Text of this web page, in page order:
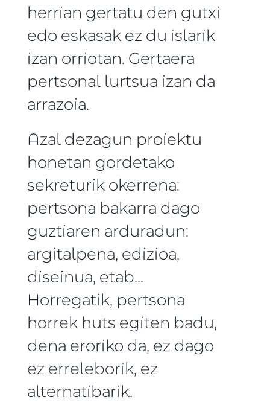
herrian gertatu den gutxi
edo eskasak ez du islarik
izan orriotan. Gertaera
pertsonal lurtsua izan da
arrazoia.
Azal dezagun proiektu
honetan gordetako
sekreturik okerrena:
pertsona bakarra dago
guztiaren arduradun:
argitalpena, edizioa,
diseinua, etab...
Horregatik, pertsona
horrek huts egiten badu,
dena eroriko da, ez dago
ez erreleborik, ez
alternatibarik.